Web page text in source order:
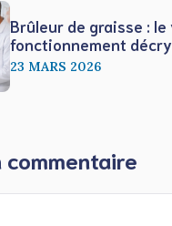
Brûleur de graisse : le
fonctionnement
23 MARS 2026
commentaire